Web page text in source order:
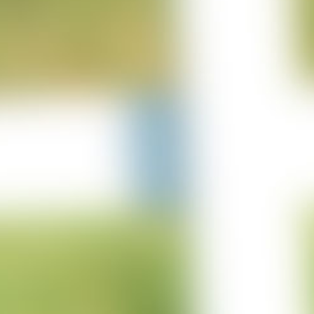
Projekt Perl Borg
Projekt Merzkirchen
05-03-2023